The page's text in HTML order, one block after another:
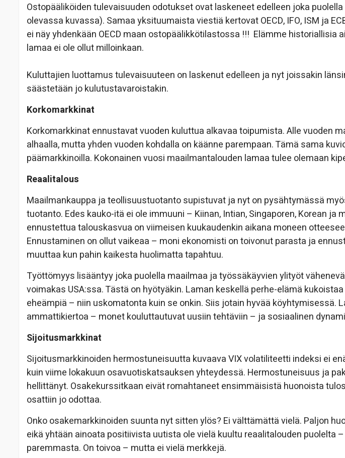
Ostopääliköiden tulevaisuuden odotukset ovat laskeneet edelleen joka
olevassa kuvassa). Samaa yksituumaista viestiä kertovat OECD, IFO, ISM ja
ei näy yhdenkään OECD maan ostopäälikkötilastossa !!! Elämme historiallisia
lamaa ei ole ollut milloinkaan.
Kuluttajien luottamus tulevaisuuteen on laskenut edelleen ja nyt joissakin
säästetään jo kulutustavaroistakin.
Korkomarkkinat
Korkomarkkinat ennustavat vuoden kuluttua alkavaa toipumista. Alle vuoden
alhaalla, mutta yhden vuoden kohdalla on käänne parempaan. Tämä sama
päämarkkinoilla. Kokonainen vuosi maailmantalouden lamaa tulee olemaan
Reaalitalous
Maailmankauppa ja teollisuustuotanto supistuvat ja nyt on pysähtymässä
tuotanto. Edes kauko-itä ei ole immuuni – Kiinan, Intian, Singaporen, Korean ja
ennustettua talouskasvua on viimeisen kuukaudenkin aikana moneen
Ennustaminen on ollut vaikeaa – moni ekonomisti on toivonut parasta ja
muuttaa kun pahin kaikesta huolimatta tapahtuu.
Työttömyys lisääntyy joka puolella maailmaa ja työssäkäyvien ylityöt
voimakas USA:ssa. Tästä on hyötyäkin. Laman keskellä perhe-elämä
eheämpiä – niin uskomatonta kuin se onkin. Siis jotain hyvää köyhtymisessä.
ammattikiertoa – monet kouluttautuvat uusiin tehtäviin – ja sosiaalinen
Sijoitusmarkkinat
Sijoitusmarkkinoiden hermostuneisuutta kuvaava VIX volatiliteetti indeksi ei
kuin viime lokakuun osavuotiskatsauksen yhteydessä. Hermostuneisuus ja
hellittänyt. Osakekurssitkaan eivät romahtaneet ensimmäisistä huonoista
osattiin jo odottaa.
Onko osakemarkkinoiden suunta nyt sitten ylös? Ei välttämättä vielä. Paljon
eikä yhtään ainoata positiivista uutista ole vielä kuultu reaalitalouden puolelta
paremmasta. On toivoa – mutta ei vielä merkkejä.